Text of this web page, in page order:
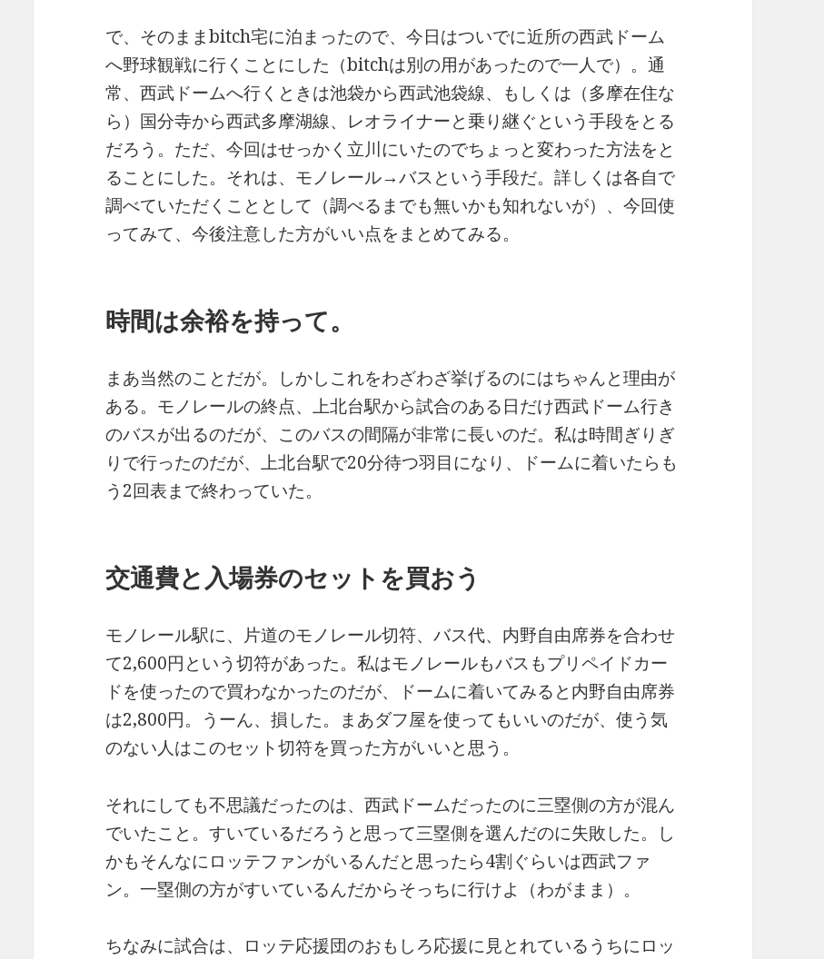
で、そのままbitch宅に泊まったので、今日はついでに近所の西武ドーム
へ野球観戦に行くことにした（bitchは別の用があったので一人で）。通
常、西武ドームへ行くときは池袋から西武池袋線、もしくは（多摩在住な
ら）国分寺から西武多摩湖線、レオライナーと乗り継ぐという手段をとる
だろう。ただ、今回はせっかく立川にいたのでちょっと変わった方法をと
ることにした。それは、モノレール→バスという手段だ。詳しくは各自で
調べていただくこととして（調べるまでも無いかも知れないが）、今回使
ってみて、今後注意した方がいい点をまとめてみる。
時間は余裕を持って。
まあ当然のことだが。しかしこれをわざわざ挙げるのにはちゃんと理由が
ある。モノレールの終点、上北台駅から試合のある日だけ西武ドーム行き
のバスが出るのだが、このバスの間隔が非常に長いのだ。私は時間ぎりぎ
りで行ったのだが、上北台駅で20分待つ羽目になり、ドームに着いたらも
う2回表まで終わっていた。
交通費と入場券のセットを買おう
モノレール駅に、片道のモノレール切符、バス代、内野自由席券を合わせ
て2,600円という切符があった。私はモノレールもバスもプリペイドカー
ドを使ったので買わなかったのだが、ドームに着いてみると内野自由席券
は2,800円。うーん、損した。まあダフ屋を使ってもいいのだが、使う気
のない人はこのセット切符を買った方がいいと思う。
それにしても不思議だったのは、西武ドームだったのに三塁側の方が混ん
でいたこと。すいているだろうと思って三塁側を選んだのに失敗した。し
かもそんなにロッテファンがいるんだと思ったら4割ぐらいは西武ファ
ン。一塁側の方がすいているんだからそっちに行けよ（わがまま）。
ちなみに試合は、ロッテ応援団のおもしろ応援に見とれているうちにロッ